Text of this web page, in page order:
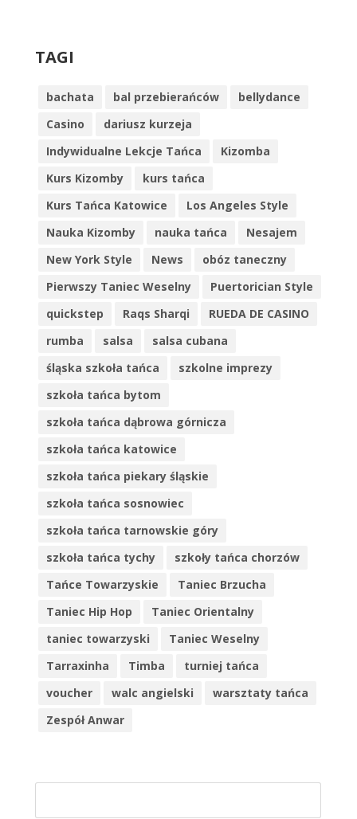
TAGI
bachata bal przebierańców
bellydance
Casino
dariusz kurzeja
Indywidualne Lekcje Tańca
Kizomba
Kurs Kizomby
kurs tańca
Kurs Tańca Katowice
Los Angeles Style
Nauka Kizomby
nauka tańca
Nesajem
New York Style
News
obóz taneczny
Pierwszy Taniec Weselny
Puertorician Style
quickstep
Raqs Sharqi
RUEDA DE CASINO
rumba
salsa
salsa cubana
śląska szkoła tańca
szkolne imprezy
szkoła tańca bytom
szkoła tańca dąbrowa górnicza
szkoła tańca katowice
szkoła tańca piekary śląskie
szkoła tańca sosnowiec
szkoła tańca tarnowskie góry
szkoła tańca tychy
szkoły tańca chorzów
Tańce Towarzyskie
Taniec Brzucha
Taniec Hip Hop
Taniec Orientalny
taniec towarzyski
Taniec Weselny
Tarraxinha
Timba
turniej tańca
voucher
walc angielski
warsztaty tańca
Zespół Anwar